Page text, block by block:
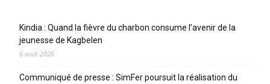
Kindia : Quand la fièvre du charbon consume l’avenir de la
jeunesse de Kagbelen
6 août 2026
Communiqué de presse : SimFer poursuit la réalisation du